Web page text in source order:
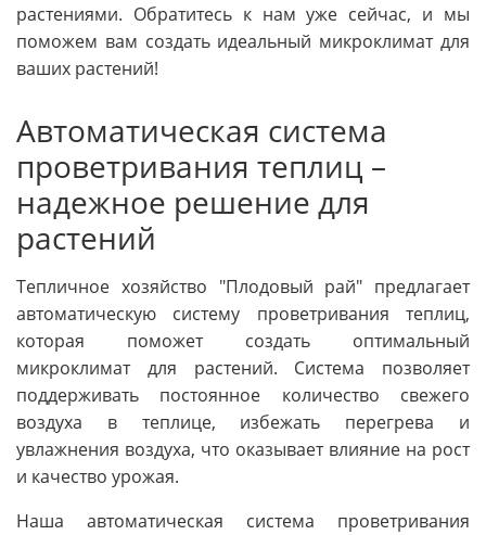
растениями. Обратитесь к нам уже сейчас, и мы
поможем вам создать идеальный микроклимат для
ваших растений!
Автоматическая система
проветривания теплиц –
надежное решение для
растений
Тепличное хозяйство "Плодовый рай" предлагает
автоматическую систему проветривания теплиц,
которая поможет создать оптимальный
микроклимат для растений. Система позволяет
поддерживать постоянное количество свежего
воздуха в теплице, избежать перегрева и
увлажнения воздуха, что оказывает влияние на рост
и качество урожая.
Наша автоматическая система проветривания